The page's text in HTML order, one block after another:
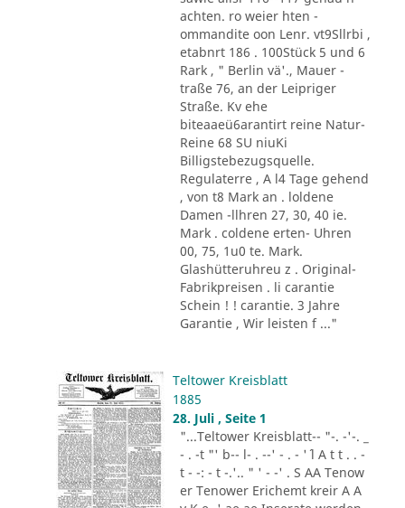
achten. ro weier hten -
ommandite oon Lenr. vt9Sllrbi ,
etabnrt 186 . 100Stück 5 und 6
Rark , " Berlin vä'., Mauer -
traße 76, an der Leipriger
Straße. Kv ehe
biteaaeü6arantirt reine Natur-
Reine 68 SU niuKi
Billigstebezugsquelle.
Regulaterre , A l4 Tage gehend
, von t8 Mark an . loldene
Damen -llhren 27, 30, 40 ie.
Mark . coldene erten- Uhren
00, 75, 1u0 te. Mark.
Glashütteruhreu z . Original-
Fabrikpreisen . li carantie
Schein ! ! carantie. 3 Jahre
Garantie , Wir leisten f ..."
Teltower Kreisblatt
1885
28. Juli , Seite 1
"...Teltower Kreisblatt-- "-. -'-. _
- . -t "' b-- l- . --' - . - '´ l A t t . . -
t - -: - t -.'.. " ' - -' . S AA Tenow
er Tenower Erichemt kreir A A